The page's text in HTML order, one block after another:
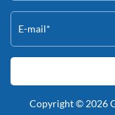
Copyright © 2026